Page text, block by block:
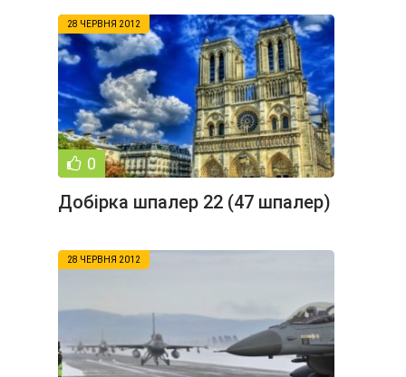
28 ЧЕРВНЯ 2012
0
Добірка шпалер 22 (47 шпалер)
28 ЧЕРВНЯ 2012